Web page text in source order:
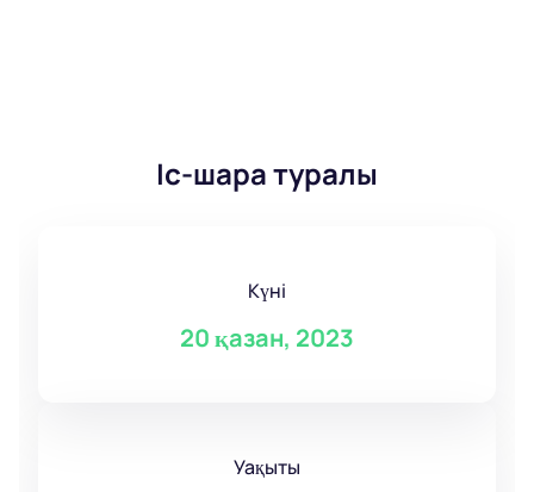
Іс-шара туралы
Күні
20 қазан, 2023
Уақыты